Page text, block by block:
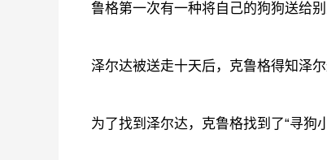
鲁格第一次有一种将自己的狗狗送给别
泽尔达被送走十天后，克鲁格得知泽
为了找到泽尔达，克鲁格找到了“寻狗